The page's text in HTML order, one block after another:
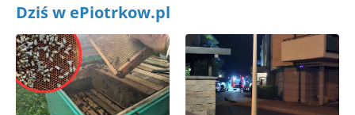
Dziś w ePiotrkow.pl